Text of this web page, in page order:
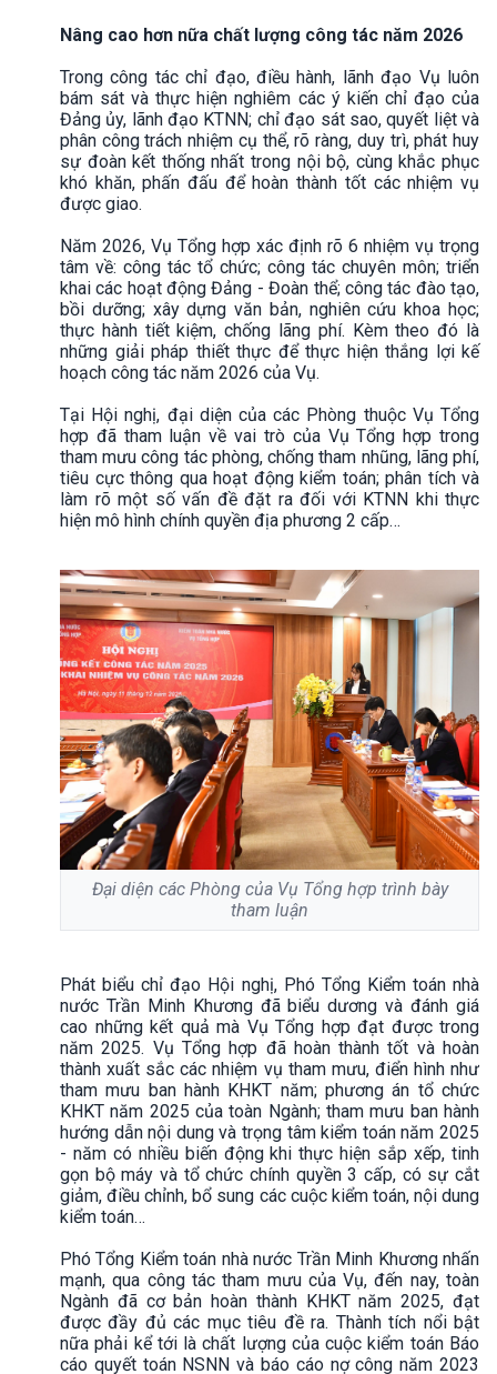
Nâng cao hơn nữa chất lượng công tác năm 2026
Trong công tác chỉ đạo, điều hành, lãnh đạo Vụ luôn
bám sát và thực hiện nghiêm các ý kiến chỉ đạo của
Đảng ủy, lãnh đạo KTNN; chỉ đạo sát sao, quyết liệt và
phân công trách nhiệm cụ thể, rõ ràng, duy trì, phát huy
sự đoàn kết thống nhất trong nội bộ, cùng khắc phục
khó khăn, phấn đấu để hoàn thành tốt các nhiệm vụ
được giao.
Năm 2026, Vụ Tổng hợp xác định rõ 6 nhiệm vụ trọng
tâm về: công tác tổ chức; công tác chuyên môn; triển
khai các hoạt động Đảng - Đoàn thể; công tác đào tạo,
bồi dưỡng; xây dựng văn bản, nghiên cứu khoa học;
thực hành tiết kiệm, chống lãng phí. Kèm theo đó là
những giải pháp thiết thực để thực hiện thắng lợi kế
hoạch công tác năm 2026 của Vụ.
Tại Hội nghị, đại diện của các Phòng thuộc Vụ Tổng
hợp đã tham luận về vai trò của Vụ Tổng hợp trong
tham mưu công tác phòng, chống tham nhũng, lãng phí,
tiêu cực thông qua hoạt động kiểm toán; phân tích và
làm rõ một số vấn đề đặt ra đối với KTNN khi thực
hiện mô hình chính quyền địa phương 2 cấp…
Đại diện các Phòng của Vụ Tổng hợp trình bày
tham luận
Phát biểu chỉ đạo Hội nghị, Phó Tổng Kiểm toán nhà
nước Trần Minh Khương đã biểu dương và đánh giá
cao những kết quả mà Vụ Tổng hợp đạt được trong
năm 2025. Vụ Tổng hợp đã hoàn thành tốt và hoàn
thành xuất sắc các nhiệm vụ tham mưu, điển hình như
tham mưu ban hành KHKT năm; phương án tổ chức
KHKT năm 2025 của toàn Ngành; tham mưu ban hành
hướng dẫn nội dung và trọng tâm kiểm toán năm 2025
- năm có nhiều biến động khi thực hiện sắp xếp, tinh
gọn bộ máy và tổ chức chính quyền 3 cấp, có sự cắt
giảm, điều chỉnh, bổ sung các cuộc kiểm toán, nội dung
kiểm toán…
Phó Tổng Kiểm toán nhà nước Trần Minh Khương nhấn
mạnh, qua công tác tham mưu của Vụ, đến nay, toàn
Ngành đã cơ bản hoàn thành KHKT năm 2025, đạt
được đầy đủ các mục tiêu đề ra. Thành tích nổi bật
nữa phải kể tới là chất lượng của cuộc kiểm toán Báo
cáo quyết toán NSNN và báo cáo nợ công năm 2023